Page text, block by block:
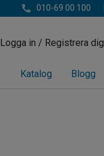
010-69 00 100
Logga in / Registrera dig
Katalog Blogg